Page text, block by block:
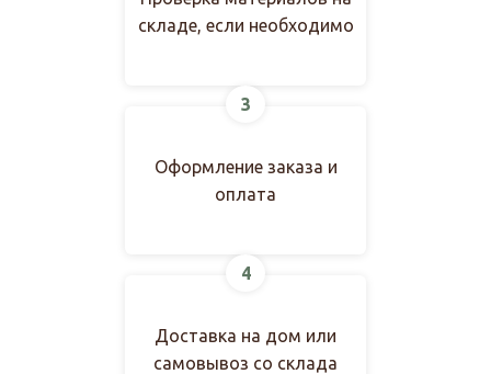
складе, если необходимо
3
Оформление заказа и
оплата
4
Доставка на дом или
самовывоз со склада